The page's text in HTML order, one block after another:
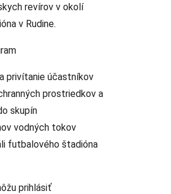
revírov v okolí
v Rudine.
privítanie účastníkov
prostriedkov a
skupín
vodných tokov
futbalového štadióna
prihlásiť